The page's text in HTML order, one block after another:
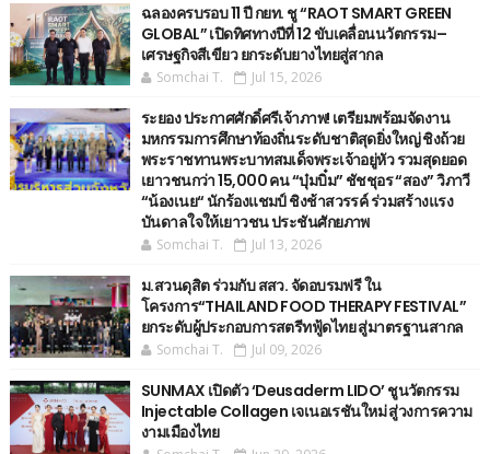
ฉลองครบรอบ 11 ปี กยท. ชู “RAOT SMART GREEN
GLOBAL” เปิดทิศทางปีที่ 12 ขับเคลื่อนนวัตกรรม–
เศรษฐกิจสีเขียว ยกระดับยางไทยสู่สากล
Somchai T. Jul 15, 2026
ระยอง ประกาศศักดิ์ศรีเจ้าภาพ! เตรียมพร้อมจัดงาน
มหกรรมการศึกษาท้องถิ่นระดับชาติสุดยิ่งใหญ่ ชิงถ้วย
พระราชทานพระบาทสมเด็จพระเจ้าอยู่หัว รวมสุดยอด
เยาวชนกว่า 15,000 คน “บุ๋มบิ๋ม” ชัชชุอร “สอง” วิภาวี
“น้องเนย“ นักร้องแชมป์ ชิงช้าสวรรค์ ร่วมสร้างแรง
บันดาลใจให้เยาวชน ประชันศักยภาพ
Somchai T. Jul 13, 2026
ม.สวนดุสิต ร่วมกับ สสว. จัดอบรมฟรี ใน
โครงการ“THAILAND FOOD THERAPY FESTIVAL”
ยกระดับผู้ประกอบการสตรีทฟู้ดไทย สู่มาตรฐานสากล
Somchai T. Jul 09, 2026
SUNMAX เปิดตัว ‘Deusaderm LIDO’ ชูนวัตกรรม
Injectable Collagen เจเนอเรชันใหม่ สู่วงการความ
งามเมืองไทย